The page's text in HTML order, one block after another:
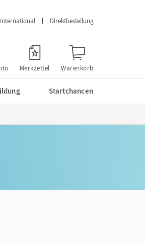
International Direktbestellung
Merkzettel Warenkorb
Startchancen